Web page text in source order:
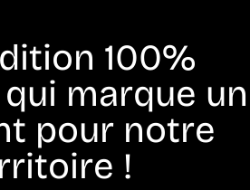
100%
marque un
pour notre
!